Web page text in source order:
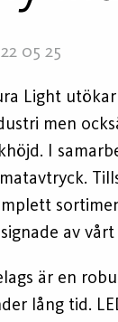
05 25
Light
men
I
av
är en
lång tid.